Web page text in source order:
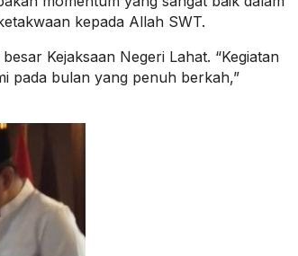
kepada Allah SWT.
Kejaksaan Negeri Lahat. “Kegiatan
pada bulan yang penuh berkah,”